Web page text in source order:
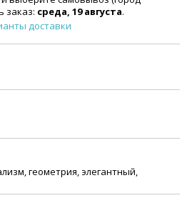
заказ: среда, 19 августа.
доставки
геометрия, элегантный,